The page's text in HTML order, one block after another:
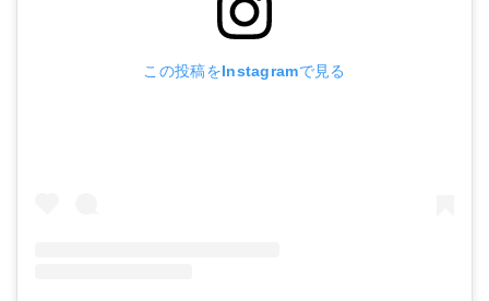
この投稿をInstagramで見る